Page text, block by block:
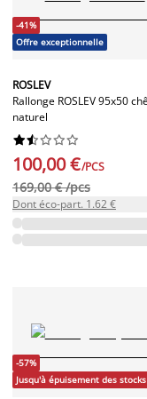
-41%
Offre exceptionnelle
ROSLEV
Rallonge ROSLEV 95x50
naturel






100,00 €/PCS
169,00 € /pcs
Dont éco-part. 1.62 €
-57%
Jusqu'à épuisement des stocks